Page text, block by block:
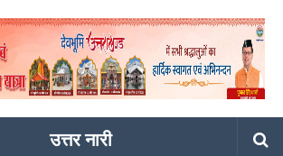
उत्तर नारी